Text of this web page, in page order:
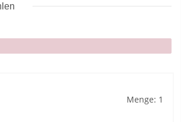
Menge: 1